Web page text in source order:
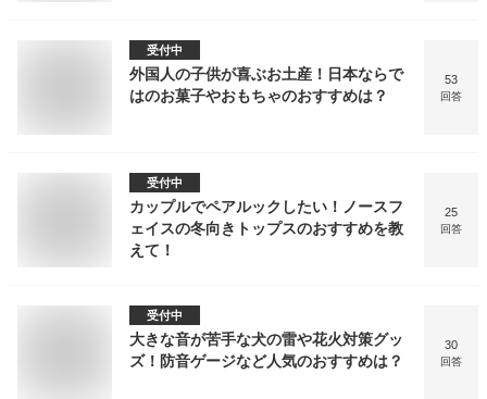
受付中
外国人の子供が喜ぶお土産！日本ならで
はのお菓子やおもちゃのおすすめは？
53
回答
受付中
カップルでペアルックしたい！ノースフ
ェイスの冬向きトップスのおすすめを教
えて！
25
回答
受付中
大きな音が苦手な犬の雷や花火対策グッ
ズ！防音ゲージなど人気のおすすめは？
30
回答